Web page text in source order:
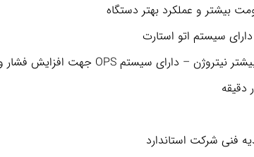
بیشتر و عملکرد بهتر دستگاه
سیستم اتو استارت
فنی شرکت استاندارد